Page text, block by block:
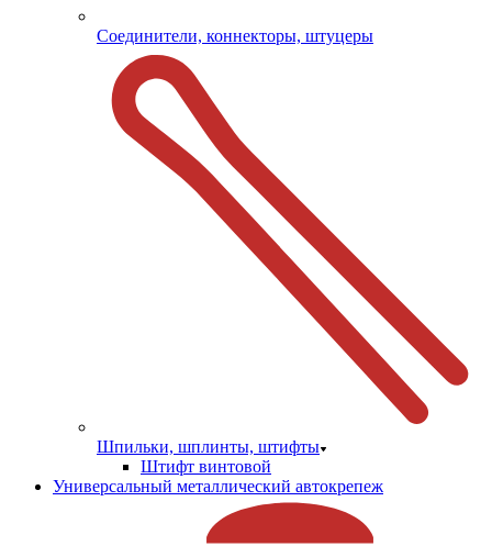
Соединители, коннекторы, штуцеры
Шпильки, шплинты, штифты
Штифт винтовой
Универсальный металлический автокрепеж